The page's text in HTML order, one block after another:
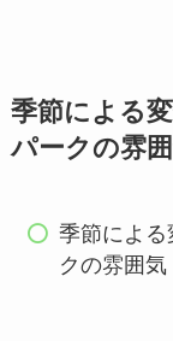
季節による
パークの雰
季節によ
クの雰囲気